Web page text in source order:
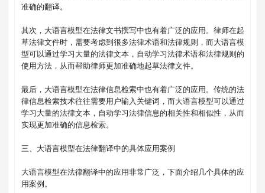
准确的翻译。
其次，大语言模型在法律文书撰写中也有着广泛的应用。律师在起
草法律文件时，需要考虑到很多法律术语和法律规则，而大语言模
型可以通过学习大量的法律文本，自动学习法律术语和法律规则的
使用方法，从而帮助律师更加准确地起草法律文件。
最后，大语言模型在法律信息检索中也有着广泛的应用。传统的法
律信息检索技术往往需要用户输入关键词，而大语言模型可以通过
学习大量的法律文本，自动学习法律信息的相关性和相似性，从而
实现更加准确的信息检索。
三、大语言模型在法律翻译中的具体应用案例
大语言模型在法律翻译中的应用非常广泛，下面介绍几个具体的应
用案例。